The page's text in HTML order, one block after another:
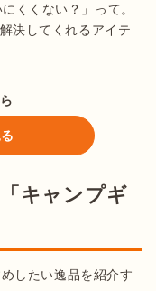
くくない？」って。
決してくれるアイテ
キャンプギ
したい逸品を紹介す